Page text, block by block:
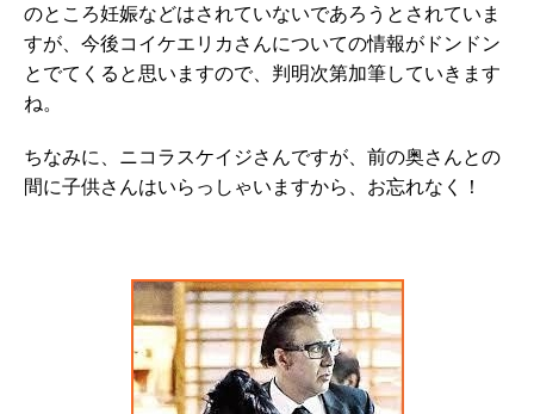
のところ妊娠などはされていないであろうとされていま
すが、今後コイケエリカさんについての情報がドンドン
とでてくると思いますので、判明次第加筆していきます
ね。
ちなみに、ニコラスケイジさんですが、前の奥さんとの
間に子供さんはいらっしゃいますから、お忘れなく！